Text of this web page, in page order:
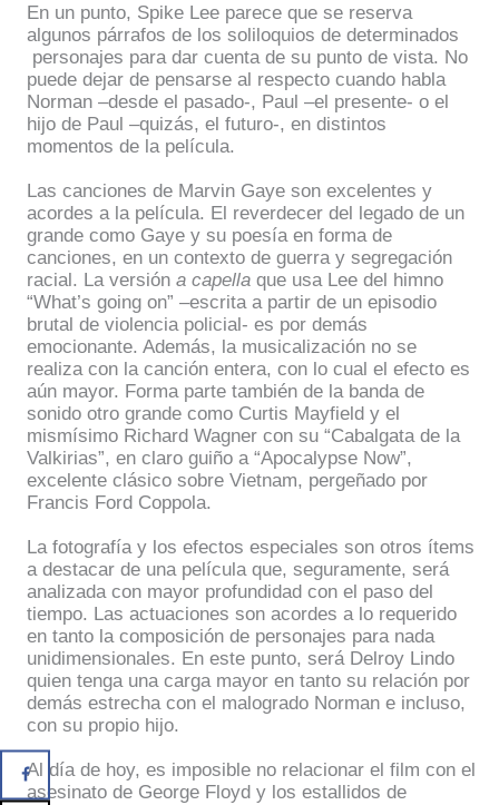
En un punto, Spike Lee parece que se reserva
algunos párrafos de los soliloquios de determinados
personajes para dar cuenta de su punto de vista. No
puede dejar de pensarse al respecto cuando habla
Norman –desde el pasado-, Paul –el presente- o el
hijo de Paul –quizás, el futuro-, en distintos
momentos de la película.
Las canciones de Marvin Gaye son excelentes y
acordes a la película. El reverdecer del legado de un
grande como Gaye y su poesía en forma de
canciones, en un contexto de guerra y segregación
racial. La versión a capella que usa Lee del himno
“What’s going on” –escrita a partir de un episodio
brutal de violencia policial- es por demás
emocionante. Además, la musicalización no se
realiza con la canción entera, con lo cual el efecto es
aún mayor. Forma parte también de la banda de
sonido otro grande como Curtis Mayfield y el
mismísimo Richard Wagner con su “Cabalgata de la
Valkirias”, en claro guiño a “Apocalypse Now”,
excelente clásico sobre Vietnam, pergeñado por
Francis Ford Coppola.
La fotografía y los efectos especiales son otros ítems
a destacar de una película que, seguramente, será
analizada con mayor profundidad con el paso del
tiempo. Las actuaciones son acordes a lo requerido
en tanto la composición de personajes para nada
unidimensionales. En este punto, será Delroy Lindo
quien tenga una carga mayor en tanto su relación por
demás estrecha con el malogrado Norman e incluso,
con su propio hijo.
Al día de hoy, es imposible no relacionar el film con el
asesinato de George Floyd y los estallidos de